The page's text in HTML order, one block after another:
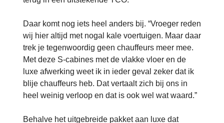
Daar komt nog iets heel anders bij. “Vroeger reden
wij hier altijd met nogal kale voertuigen. Maar daar
trek je tegenwoordig geen chauffeurs meer mee.
Met deze S-cabines met de vlakke vloer en de
luxe afwerking weet ik in ieder geval zeker dat ik
blije chauffeurs heb. Dat vertaalt zich bij ons in
heel weinig verloop en dat is ook wel wat waard.”
Behalve het uitgebreide pakket aan luxe dat